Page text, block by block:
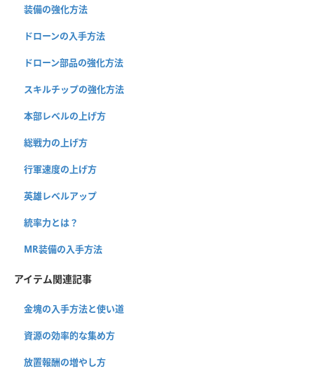
装備の強化方法
ドローンの入手方法
ドローン部品の強化方法
スキルチップの強化方法
本部レベルの上げ方
総戦力の上げ方
行軍速度の上げ方
英雄レベルアップ
統率力とは？
MR装備の入手方法
アイテム関連記事
金塊の入手方法と使い道
資源の効率的な集め方
放置報酬の増やし方